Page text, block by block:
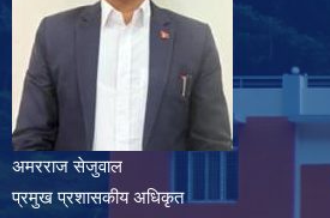
अमरराज सेजुवाल
प्रमुख प्रशासकीय अधिकृत